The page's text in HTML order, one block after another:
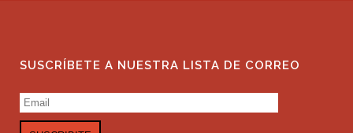
SUSCRÍBETE A NUESTRA LISTA DE CORREO